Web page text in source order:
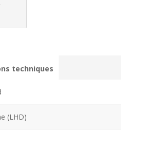
techniques
(LHD)